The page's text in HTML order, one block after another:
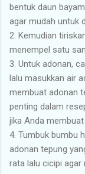
bentuk daun
agar mudah untuk
2. Kemudian
menempel satu
3. Untuk adonan,
lalu masukkan air
membuat adonan
penting dalam
jika Anda
4. Tumbuk bumbu
adonan tepung
rata lalu cicipi agar